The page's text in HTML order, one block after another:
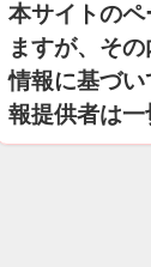
本サイトの
ますが、そ
情報に基づ
報提供者は一